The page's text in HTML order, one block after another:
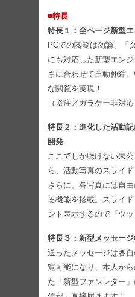
■特長
特長１：全ページ新型
PCでの閲覧は勿論、「
にも対応した新型エン
さに合わせて自動伸縮
な閲覧を実現！
（※注／ガラケー非対応
特長２：進化した活動
開発
ここでしか聴けない未
ら、活動写真のスライ
さらに、各写真には自
る機能を搭載。スライ
ント表示するので「ツ
特長３：新型メッセー
送ったメッセージは各
覧可能になり、本人か
た「新型ファンレター